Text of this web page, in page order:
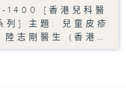
1400 [香港兒科醫
列] 主題: 兒童皮疹
陸志剛醫生 (香港…